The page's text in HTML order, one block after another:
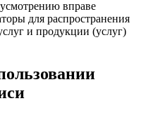
вправе
для распространения
и продукции (услуг)